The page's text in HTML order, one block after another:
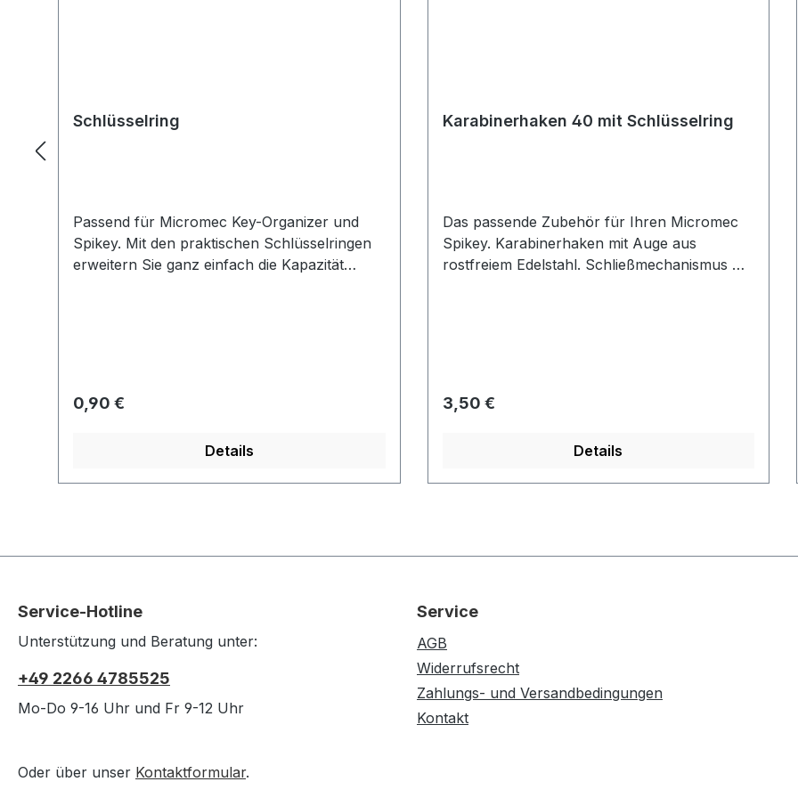
Schlüsselring
Passend für Micromec Key-Organizer und
Spikey. Mit den praktischen Schlüsselringen
erweitern Sie ganz einfach die Kapazität
verwendete Schlüssel leicht mit dem
Organizer zu verbinden.
Regulärer Preis:
0,90 €
Details
Karabinerhaken 40 mit Schlüsselring
Das passende Zubehör für Ihren Micromec
Spikey. Karabinerhaken mit Auge aus
rostfreiem Edelstahl. Schließmechanismus mit
Regulärer Preis:
3,50 €
Details
Service-Hotline
Unterstützung und Beratung unter:
+49 2266 4785525
Mo-Do 9-16 Uhr und Fr 9-12 Uhr
Oder über unser Kontaktformular.
Service
AGB
Widerrufsrecht
Zahlungs- und Versandbedingungen
Kontakt